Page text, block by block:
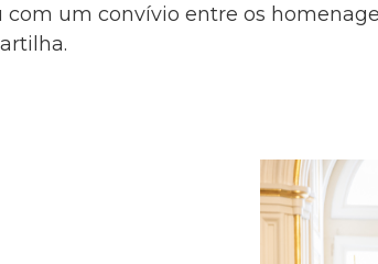
um convívio entre os